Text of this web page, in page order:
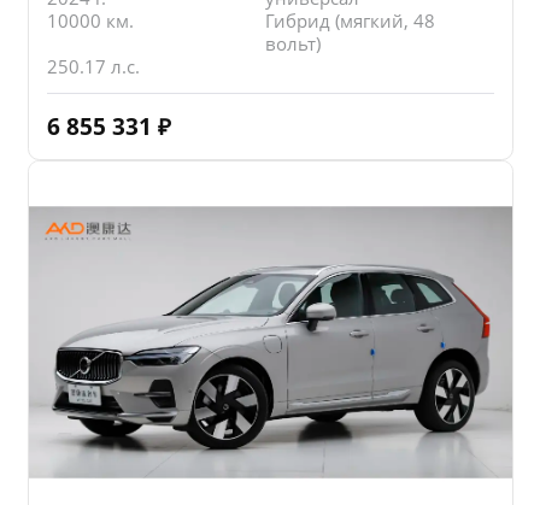
10000 км.
Гибрид (мягкий, 48
вольт)
250.17 л.с.
6 855 331 ₽